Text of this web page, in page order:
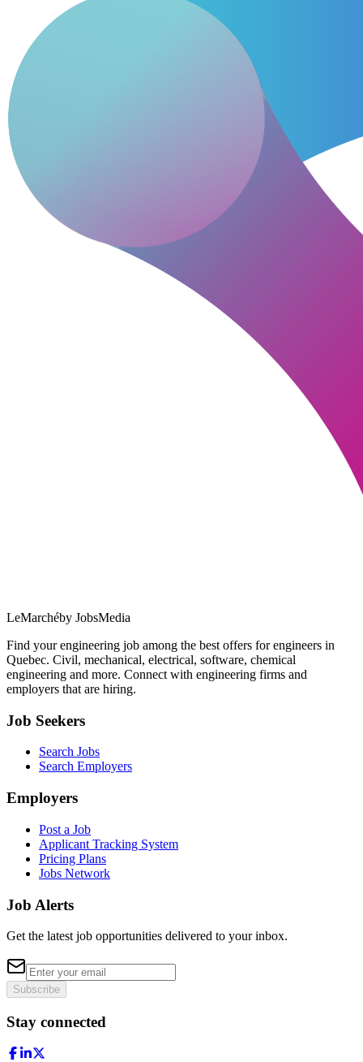
LeMarchéby JobsMedia
Find your engineering job among the best offers for engineers in
Quebec. Civil, mechanical, electrical, software, chemical
engineering and more. Connect with engineering firms and
employers that are hiring.
Job Seekers
Search Jobs
Search Employers
Employers
Post a Job
Applicant Tracking System
Pricing Plans
Jobs Network
Job Alerts
Get the latest job opportunities delivered to your inbox.
Subscribe
Stay connected